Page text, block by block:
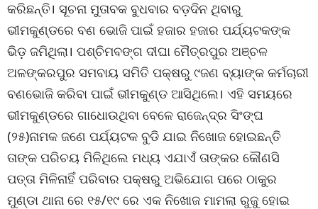
କରିଛନ୍ତି। ସୂଚନା ମୁତାବକ ବୁଧବାର ବଡ଼ଦିନ ଥିବାରୁ
ଭୀମକୁଣ୍ଡରେ ବଣ ଭୋଜି ପାଇଁ ହଜାର ହଜାର ପର୍ଯ୍ୟଟକଙ୍କ
ଭିଡ଼ ଜମିଥିଲା। ପଶ୍ଚିମବଙ୍ଗ ଦୀଘା ମୈତ୍ରପୁର ଅଞ୍ଚଳ
ଅଳଙ୍କରପୁର ସମବାୟ ସମିତି ପକ୍ଷରୁ ୯ଜଣ ବ୍ୟାଙ୍କ କର୍ମଚାରୀ
ବଣଭୋଜି କରିବା ପାଇଁ ଭୀମକୁଣ୍ଡ ଆସିଥିଲେ। ଏହି ସମୟରେ
ଭୀମକୁଣ୍ଡରେ ଗାଧୋଉଥିବା ବେଳେ ରାଜେନ୍ଦ୍ର ସିଂଙ୍ଘ
(୨୫)ନାମକ ଜଣେ ପର୍ଯ୍ୟଟକ ବୁଡି ଯାଇ ନିଖୋଜ ହୋଇଛନ୍ତି
ତାଙ୍କ ପରିଚୟ ମିଳିଥିଲେ ମଧ୍ୟ ଏଯାଏଁ ତାଙ୍କର କୌଣସି
ପତ୍ତା ମିଳିନାହିଁ ପରିବାର ପକ୍ଷରୁ ଅଭିଯୋଗ ପରେ ଠାକୁର
ମୁଣ୍ଡା ଥାନା ରେ ୧୫/୧୯ ରେ ଏକ ନିଖୋଜ ମାମଲା ରୁଜୁ ହୋଇ